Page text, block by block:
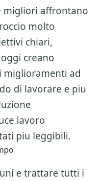
migliori affrontano
molto
chiari,
creano
miglioramenti ad
di lavorare e piu
lavoro
piu leggibili.
e trattare tutti i